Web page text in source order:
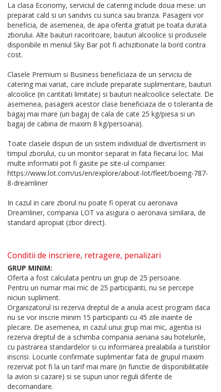
La clasa Economy, serviciul de catering include doua mese: un
preparat cald si un sandvis cu sunca sau branza. Pasagerii vor
beneficia, de asemenea, de apa oferita gratuit pe toata durata
zborului. Alte bauturi racoritoare, bauturi alcoolice si produsele
disponibile in meniul Sky Bar pot fi achizitionate la bord contra
cost.
Clasele Premium si Business beneficiaza de un serviciu de
catering mai variat, care include preparate suplimentare, bauturi
alcoolice (in cantitati limitate) si bauturi nealcoolice selectate. De
asemenea, pasagerii acestor clase beneficiaza de o toleranta de
bagaj mai mare (un bagaj de cala de cate 25 kg/piesa si un
bagaj de cabina de maxim 8 kg/persoana).
Toate clasele dispun de un sistem individual de divertisment in
timpul zborului, cu un monitor separat in fata fiecarui loc. Mai
multe informatii pot fi gasite pe site-ul companiei:
https://www.lot.com/us/en/explore/about-lot/fleet/boeing-787-
8-dreamliner
In cazul in care zborul nu poate fi operat cu aeronava
Dreamliner, compania LOT va asigura o aeronava similara, de
standard apropiat (zbor direct).
Conditii de inscriere, retragere, penalizari
GRUP MINIM:
Oferta a fost calculata pentru un grup de 25 persoane.
Pentru un numar mai mic de 25 participanti, nu se percepe
niciun supliment.
Organizatorul isi rezerva dreptul de a anula acest program daca
nu se vor inscrie minim 15 participanti cu 45 zile inainte de
plecare. De asemenea, in cazul unui grup mai mic, agentia isi
rezerva dreptul de a schimba compania aeriana sau hotelurile,
cu pastrarea standardelor si cu informarea prealabila a turistilor
inscrisi. Locurile confirmate suplimentar fata de grupul maxim
rezervat pot fi la un tarif mai mare (in functie de disponibilitatile
la avion si cazare) si se supun unor reguli diferite de
decomandare.